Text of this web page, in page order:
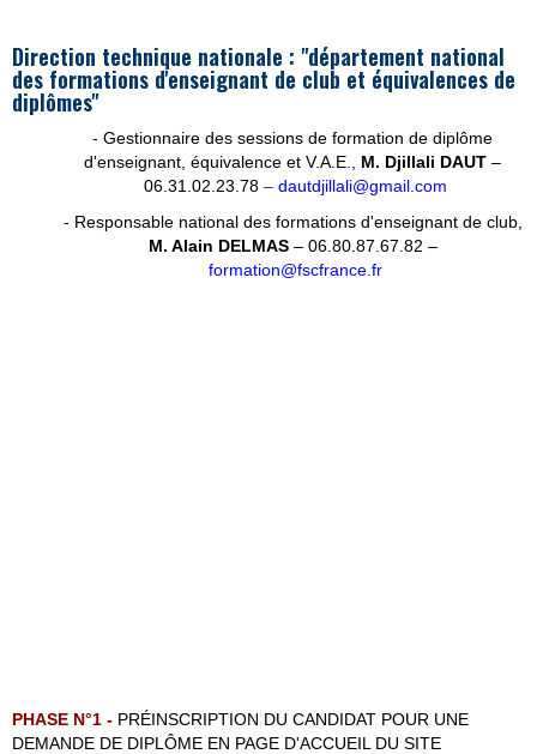
Direction technique nationale : "département national
des formations d'enseignant de club et équivalences de
diplômes"
- Gestionnaire des sessions de formation de diplôme
d'enseignant, équivalence et V.A.E., M. Djillali DAUT –
06.31.02.23.78 – dautdjillali@gmail.com
- Responsable national des formations d'enseignant de club,
M. Alain DELMAS – 06.80.87.67.82 –
formation@fscfrance.fr
PHASE N°1 - PRÉINSCRIPTION DU CANDIDAT POUR UNE
DEMANDE DE DIPLÔME EN PAGE D'ACCUEIL DU SITE